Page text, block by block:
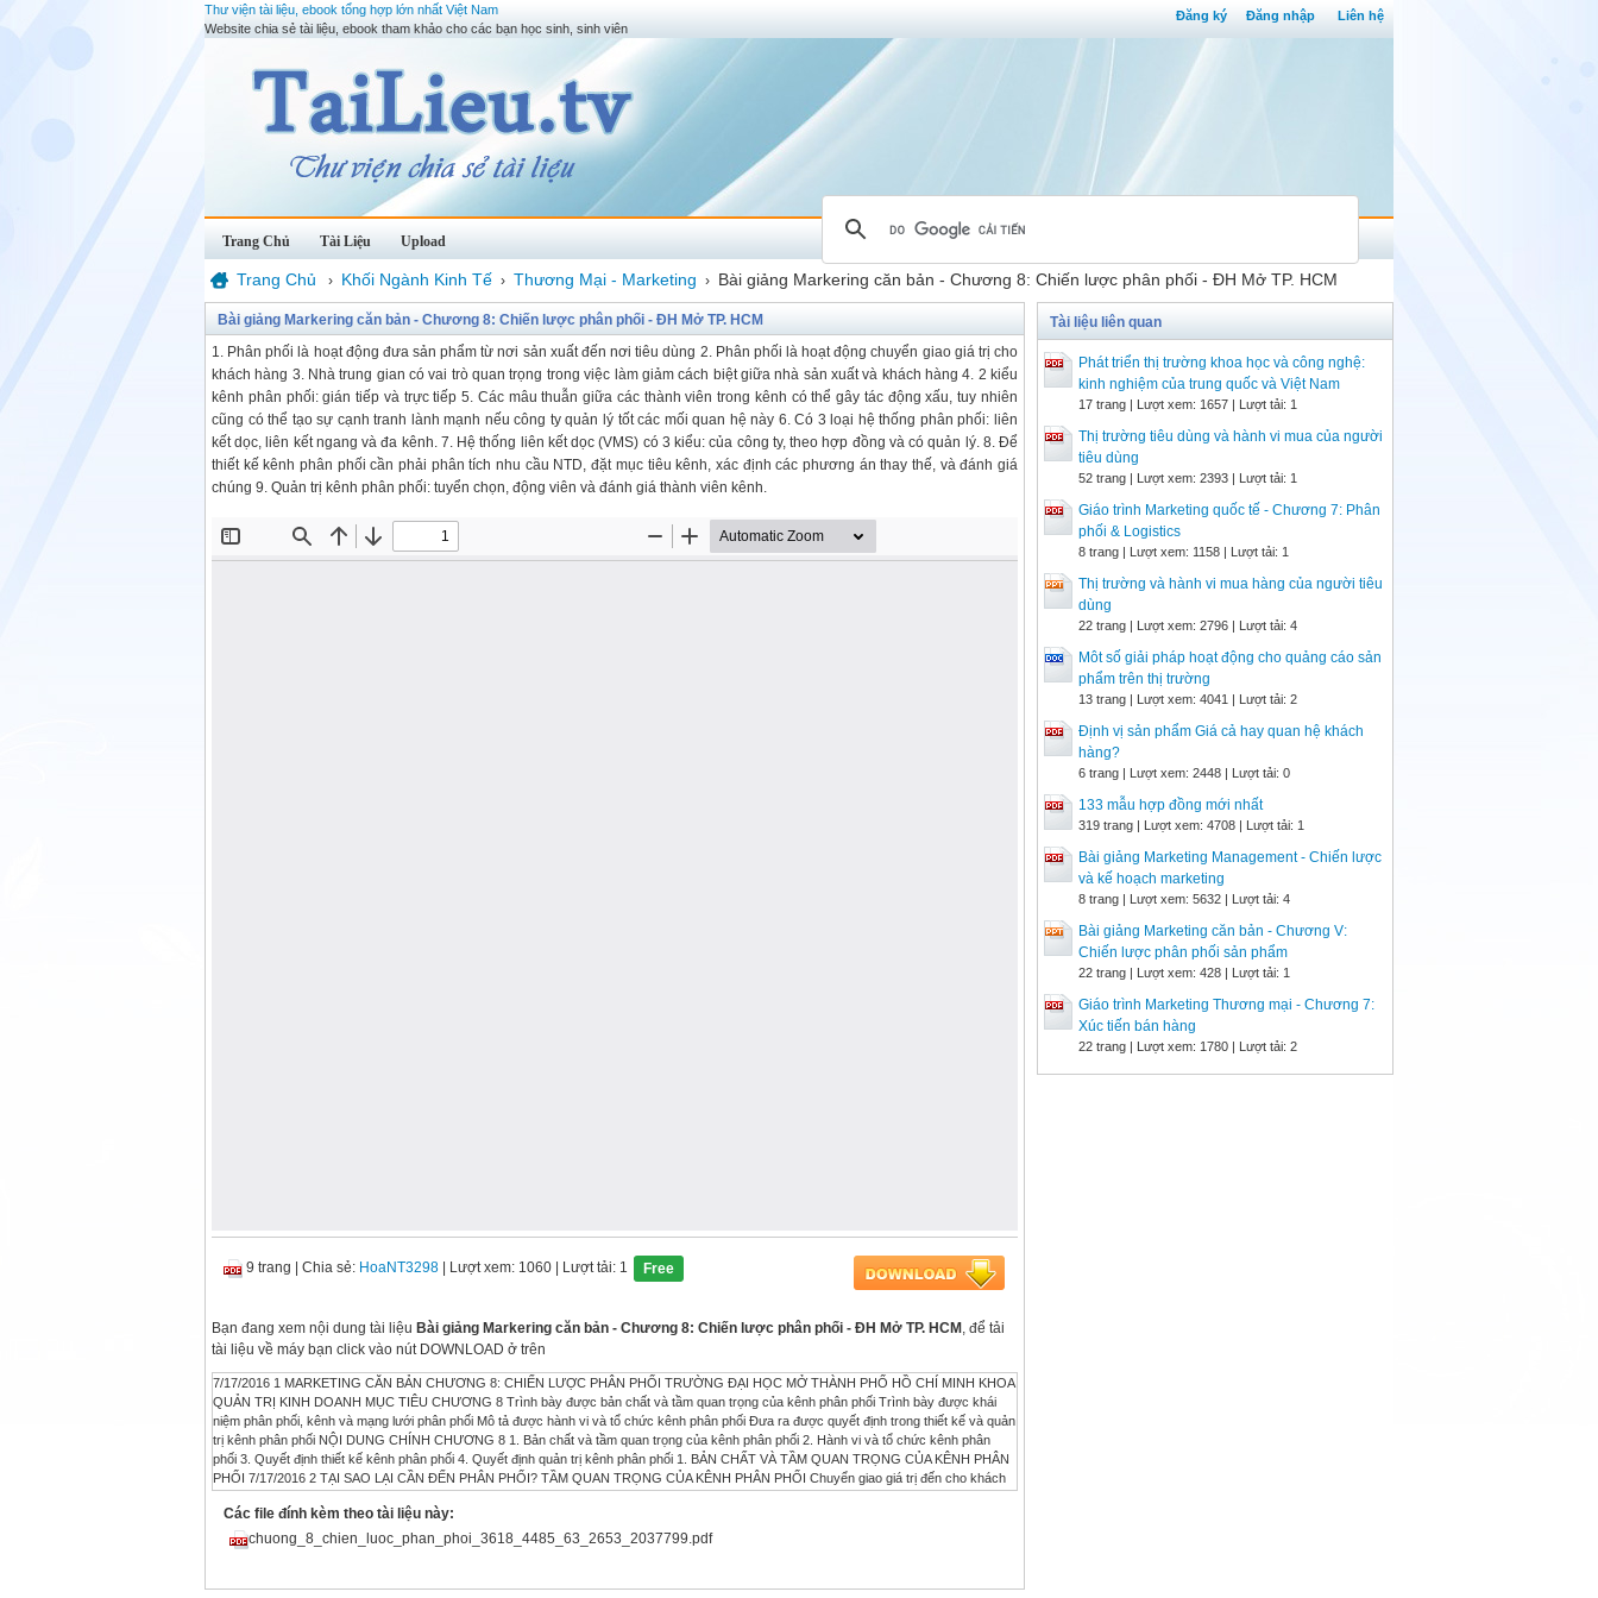
Đăng ký Đăng nhập Liên hệ
Thư viện tài liệu, ebook tổng hợp lớn nhất Việt Nam
Website chia sẻ tài liệu, ebook tham khảo cho các bạn học sinh, sinh viên
Trang Chủ Tài Liệu Upload
Trang Chủ › Khối Ngành Kinh Tế › Thương Mại - Marketing › Bài giảng Markering căn bản - Chương 8: Chiến lược phân phối - ĐH Mở TP. HCM
Bài giảng Markering căn bản - Chương 8: Chiến lược phân phối - ĐH Mở TP. HCM
1. Phân phối là hoạt động đưa sản phẩm từ nơi sản xuất đến nơi tiêu dùng 2. Phân phối là hoạt động chuyển giao giá trị cho
khách hàng 3. Nhà trung gian có vai trò quan trọng trong việc làm giảm cách biệt giữa nhà sản xuất và khách hàng 4. 2 kiểu
kênh phân phối: gián tiếp và trực tiếp 5. Các mâu thuẫn giữa các thành viên trong kênh có thể gây tác động xấu, tuy nhiên
cũng có thể tạo sự cạnh tranh lành mạnh nếu công ty quản lý tốt các mối quan hệ này 6. Có 3 loại hệ thống phân phối: liên
kết dọc, liên kết ngang và đa kênh. 7. Hệ thống liên kết dọc (VMS) có 3 kiểu: của công ty, theo hợp đồng và có quản lý. 8. Để
thiết kế kênh phân phối cần phải phân tích nhu cầu NTD, đặt mục tiêu kênh, xác định các phương án thay thế, và đánh giá
chúng 9. Quản trị kênh phân phối: tuyển chọn, động viên và đánh giá thành viên kênh.
9 trang Chia sẻ: HoaNT3298 | Lượt xem: 1060 | Lượt tải: 1 Free
Bạn đang xem nội dung tài liệu Bài giảng Markering căn bản - Chương 8: Chiến lược phân phối - ĐH Mở TP. HCM , để tải
tài liệu về máy bạn click vào nút DOWNLOAD ở trên
7/17/2016 1 MARKETING CĂN BẢN CHƯƠNG 8: CHIẾN LƯỢC PHÂN PHỐI TRƯỜNG ĐẠI HỌC MỞ THÀNH PHỐ HỒ CHÍ MINH KHOA
QUẢN TRỊ KINH DOANH MỤC TIÊU CHƯƠNG 8 Trình bày được bản chất và tầm quan trọng của kênh phân phối Trình bày được khái
niệm phân phối, kênh và mạng lưới phân phối Mô tả được hành vi và tổ chức kênh phân phối Đưa ra được quyết định trong thiết kế và quản
trị kênh phân phối NỘI DUNG CHÍNH CHƯƠNG 8 1. Bản chất và tầm quan trọng của kênh phân phối 2. Hành vi và tổ chức kênh phân
phối 3. Quyết định thiết kế kênh phân phối 4. Quyết định quản trị kênh phân phối 1. BẢN CHẤT VÀ TẦM QUAN TRỌNG CỦA KÊNH PHÂN
PHỐI 7/17/2016 2 TẠI SAO LẠI CẦN ĐẾN PHÂN PHỐI? TẦM QUAN TRỌNG CỦA KÊNH PHÂN PHỐI Chuyển giao giá trị đến cho khách
cam kết lâu dài với doanh nghiệp khác PHÂN PHỐI LÀ GÌ? Sản phẩm Nhà sản xuất Người tiêu dùng KÊNH TRUNG GIAN Nhà sản xuất
Kênh trung gian Người tiêu dùng Các nhà buôn Người đại diện Nhà cung cấp dịch vụ kết nối 7/17/2016 3 VAI TRÒ KÊNH TRUNG GIAN
Người thực hiện khâu tập hợp và điều tiết sản phẩm Cung ứng nhiều sản phẩm đa dạng và khác nhau Người thực hiện khâu cung ứng: lưu
PHỐI KÊNH PHÂN PHỐI KÊNH TRỰC TIẾP KÊNH GIÁN TIẾP KÊNH PHÂN PHỐI HÀNG TIÊU DÙNG NHÀ SẢN XUẤT NHÀ SẢN XUẤT
Các file đính kèm theo tài liệu này:
chuong_8_chien_luoc_phan_phoi_3618_4485_63_2653_2037799.pdf
Tài liệu liên quan
Phát triển thị trường khoa học và công nghệ:
kinh nghiệm của trung quốc và Việt Nam
17 trang | Lượt xem: 1657 | Lượt tải: 1
Thị trường tiêu dùng và hành vi mua của người
tiêu dùng
52 trang | Lượt xem: 2393 | Lượt tải: 1
Giáo trình Marketing quốc tế - Chương 7: Phân
phối & Logistics
8 trang | Lượt xem: 1158 | Lượt tải: 1
Thị trường và hành vi mua hàng của người tiêu
dùng
22 trang | Lượt xem: 2796 | Lượt tải: 4
Môt số giải pháp hoạt động cho quảng cáo sản
phẩm trên thị trường
13 trang | Lượt xem: 4041 | Lượt tải: 2
Định vị sản phẩm Giá cả hay quan hệ khách
hàng?
6 trang | Lượt xem: 2448 | Lượt tải: 0
133 mẫu hợp đồng mới nhất
319 trang | Lượt xem: 4708 | Lượt tải: 1
Bài giảng Marketing Management - Chiến lược
và kế hoạch marketing
8 trang | Lượt xem: 5632 | Lượt tải: 4
Bài giảng Marketing căn bản - Chương V:
Chiến lược phân phối sản phẩm
22 trang | Lượt xem: 428 | Lượt tải: 1
Giáo trình Marketing Thương mại - Chương 7:
Xúc tiến bán hàng
22 trang | Lượt xem: 1780 | Lượt tải: 2